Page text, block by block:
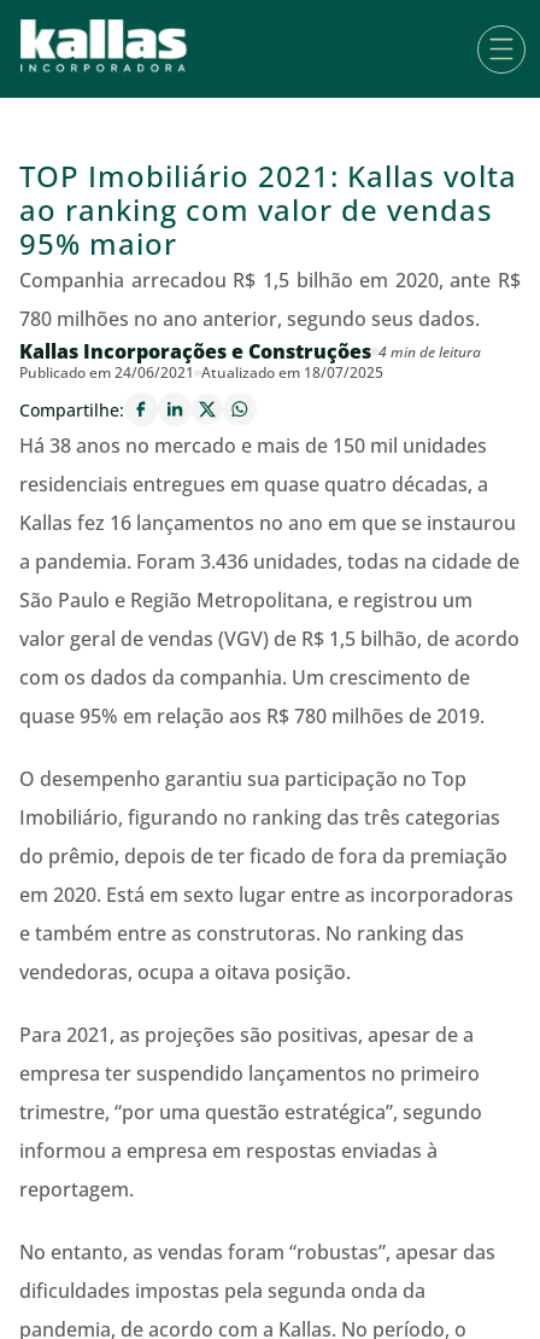
TOP Imobiliário 2021: Kallas volta
ao ranking com valor de vendas
95% maior
Companhia arrecadou R$ 1,5 bilhão em 2020, ante R$
780 milhões no ano anterior, segundo seus dados.
Kallas Incorporações e Construções 4 min de leitura
Publicado em 24/06/2021 Atualizado em 18/07/2025
Compartilhe:
Há 38 anos no mercado e mais de 150 mil unidades
residenciais entregues em quase quatro décadas, a
Kallas fez 16 lançamentos no ano em que se instaurou
a pandemia. Foram 3.436 unidades, todas na cidade de
São Paulo e Região Metropolitana, e registrou um
valor geral de vendas (VGV) de R$ 1,5 bilhão, de acordo
com os dados da companhia. Um crescimento de
quase 95% em relação aos R$ 780 milhões de 2019.
O desempenho garantiu sua participação no Top
Imobiliário, figurando no ranking das três categorias
do prêmio, depois de ter ficado de fora da premiação
em 2020. Está em sexto lugar entre as incorporadoras
e também entre as construtoras. No ranking das
vendedoras, ocupa a oitava posição.
Para 2021, as projeções são positivas, apesar de a
empresa ter suspendido lançamentos no primeiro
trimestre, “por uma questão estratégica”, segundo
informou a empresa em respostas enviadas à
reportagem.
No entanto, as vendas foram “robustas”, apesar das
dificuldades impostas pela segunda onda da
pandemia, de acordo com a Kallas. No período, o